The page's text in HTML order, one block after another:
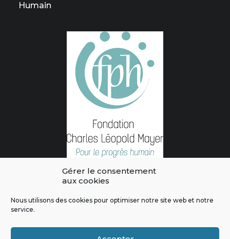
Gérer le consentement
aux cookies
Nous utilisons des cookies pour optimiser notre site web et notre
service.
Humain
L'intégralité des contenus de ce site sont publiés sous licence
|Politique de confidentialité